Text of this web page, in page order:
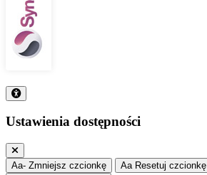
Ustawienia dostępności
Aa- Zmniejsz czcionkę Aa Resetuj czcionkę